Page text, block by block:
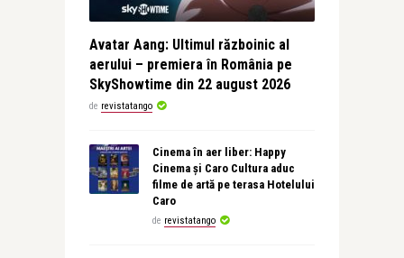
Avatar Aang: Ultimul războinic al
aerului – premiera în România pe
SkyShowtime din 22 august 2026
de revistatango
Cinema în aer liber: Happy
Cinema și Caro Cultura aduc
filme de artă pe terasa Hotelului
Caro
de revistatango